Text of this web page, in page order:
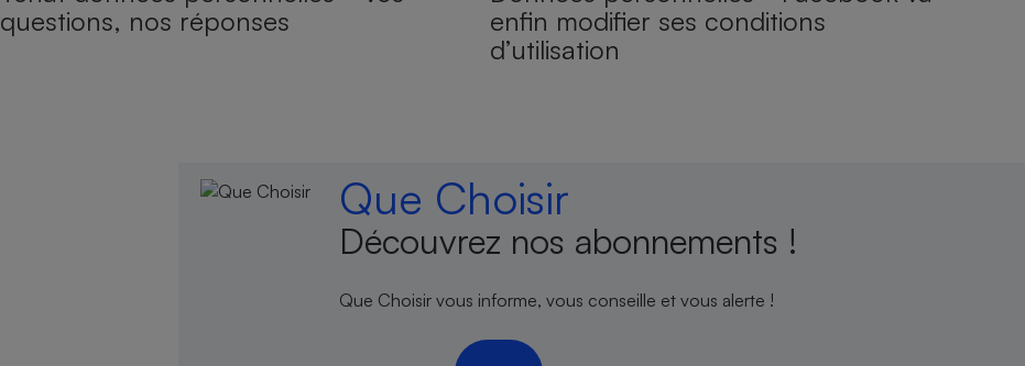
questions, nos réponses
enfin modifier ses conditions
d’utilisation
Que Choisir
Découvrez nos abonnements !
Que Choisir vous informe, vous conseille et vous alerte !